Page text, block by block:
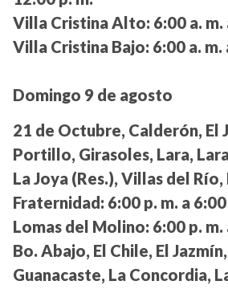
Villa Cristina Alto: 6:00 a. m.
Villa Cristina Bajo: 6:00 a. m.
Domingo 9 de agosto
21 de Octubre, Calderón, El
Portillo, Girasoles, Lara,
La Joya (Res.), Villas del
Fraternidad: 6:00 p. m. a
Lomas del Molino: 6:00 p. m.
Bo. Abajo, El Chile, El
Guanacaste, La Concordia,